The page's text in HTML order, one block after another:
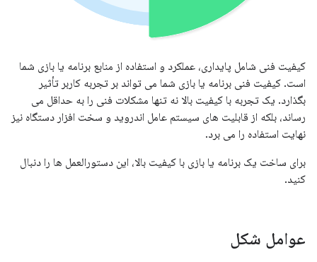
کیفیت فنی شامل پایداری، عملکرد و استفاده از منابع برنامه یا بازی شما
است. کیفیت فنی برنامه یا بازی شما می تواند بر تجربه کاربر تأثیر
بگذارد. یک تجربه با کیفیت بالا نه تنها مشکلات فنی را به حداقل می
رساند، بلکه از قابلیت های سیستم عامل اندروید و سخت افزار دستگاه نیز
نهایت استفاده را می برد.
برای ساخت یک برنامه یا بازی با کیفیت بالا، این دستورالعمل ها را دنبال
کنید.
عوامل شکل